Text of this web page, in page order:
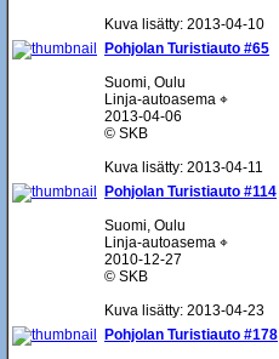
Kuva lisätty: 2013-04-10
Pohjolan Turistiauto #65
Suomi, Oulu
Linja-autoasema ⌖
2013-04-06
© SKB
Kuva lisätty: 2013-04-11
Pohjolan Turistiauto #114
Suomi, Oulu
Linja-autoasema ⌖
2010-12-27
© SKB
Kuva lisätty: 2013-04-23
Pohjolan Turistiauto #178